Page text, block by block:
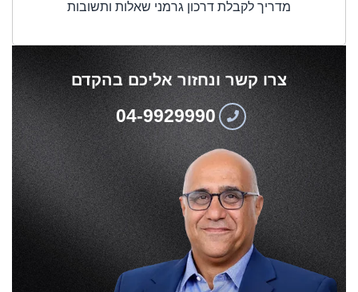
מדריך לקבלת דרכון גרמני שאלות ותשובות
צרו קשר ונחזור אליכם בהקדם
04-9929990